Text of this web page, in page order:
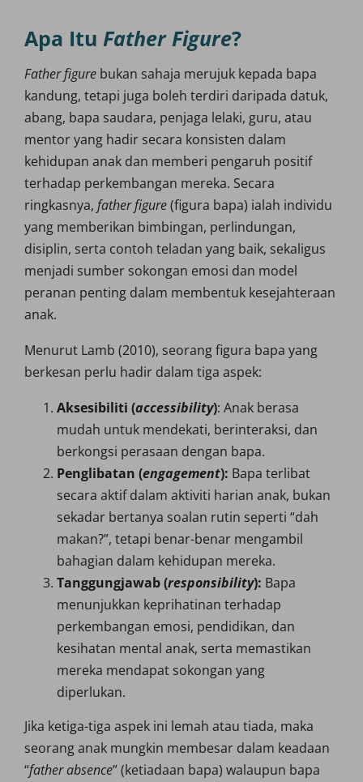
Apa Itu Father Figure?
Father figure bukan sahaja merujuk kepada bapa
kandung, tetapi juga boleh terdiri daripada datuk,
abang, bapa saudara, penjaga lelaki, guru, atau
mentor yang hadir secara konsisten dalam
kehidupan anak dan memberi pengaruh positif
terhadap perkembangan mereka. Secara
ringkasnya, father figure(figura bapa) ialah individu
yang memberikan bimbingan, perlindungan,
disiplin, serta contoh teladan yang baik, sekaligus
menjadi sumber sokongan emosi dan model
peranan penting dalam membentuk kesejahteraan
anak.
Menurut Lamb (2010), seorang figura bapa yang
berkesan perlu hadir dalam tiga aspek:
Aksesibiliti (accessibility): Anak berasa
mudah untuk mendekati, berinteraksi, dan
berkongsi perasaan dengan bapa.
Penglibatan (engagement): Bapa terlibat
secara aktif dalam aktiviti harian anak, bukan
sekadar bertanya soalan rutin seperti “dah
makan?”, tetapi benar-benar mengambil
bahagian dalam kehidupan mereka.
Tanggungjawab (responsibility): Bapa
menunjukkan keprihatinan terhadap
perkembangan emosi, pendidikan, dan
kesihatan mental anak, serta memastikan
mereka mendapat sokongan yang
diperlukan.
Jika ketiga-tiga aspek ini lemah atau tiada, maka
seorang anak mungkin membesar dalam keadaan
“father absence” (ketiadaan bapa) walaupun bapa